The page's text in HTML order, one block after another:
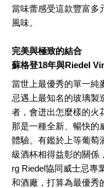
當味蕾感受這款豐富多
風味。
完美與極致的結合
蘇格登18年與Riedel
當世上最優秀的單一純
忌遇上最知名的玻璃製
者，會迸出怎麼樣的火
那是一種全新、暢快的
體驗。有鑑於上等葡萄
級酒杯相得益彰的關係
rg Riedel協同威士忌專
和酒廠，打算為最優秀